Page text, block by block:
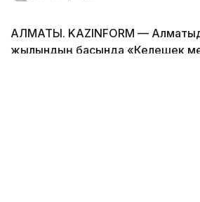
АЛМАТЫ. KAZINFORM —
жылындың басында «Келешек